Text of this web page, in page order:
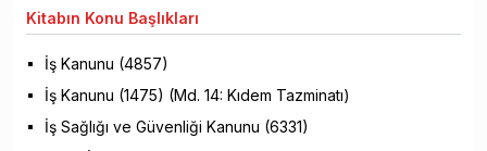
Kitabın Konu Başlıkları
İş Kanunu (4857)
İş Kanunu (1475) (Md. 14: Kıdem Tazminatı)
İş Sağlığı ve Güvenliği Kanunu (6331)